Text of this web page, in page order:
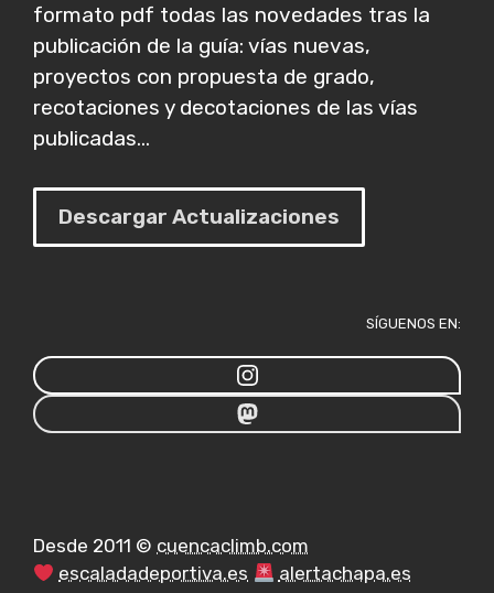
formato pdf todas las novedades tras la
publicación de la guía: vías nuevas,
proyectos con propuesta de grado,
recotaciones y decotaciones de las vías
publicadas...
Descargar Actualizaciones
SÍGUENOS EN:
Desde 2011 © cuencaclimb.com
escaladadeportiva.es
alertachapa.es